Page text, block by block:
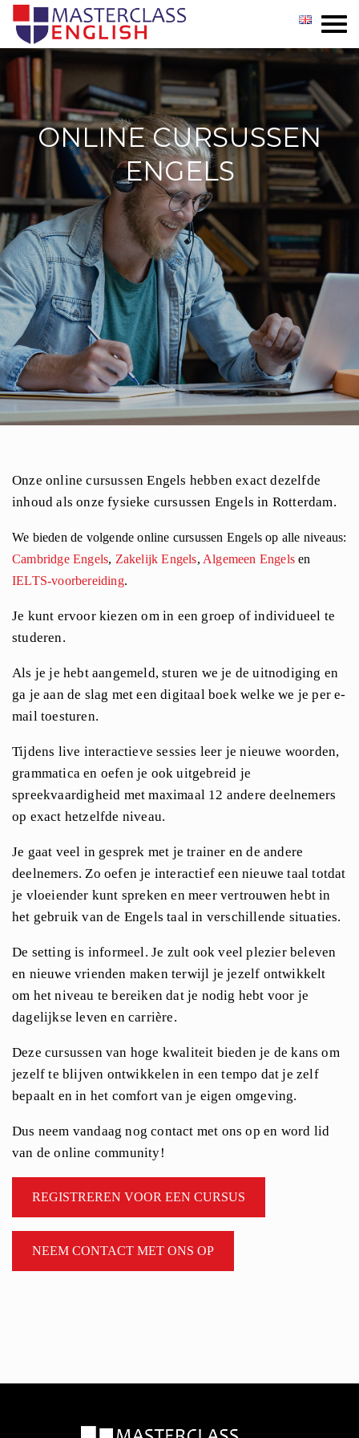
ONLINE
GROEPEN
PRIVÉ
INCOMPANY
INSCHRIJVEN
TESTIMONIALS
CONTACT
ONLINE CURSUSSEN
ENGELS
Onze online cursussen Engels hebben exact dezelfde
inhoud als onze fysieke cursussen Engels in Rotterdam.
We bieden de volgende online cursussen Engels op alle niveaus:
Cambridge Engels, Zakelijk Engels, Algemeen Engels en
IELTS-voorbereiding.
Je kunt ervoor kiezen om in een groep of individueel te
studeren.
Als je je hebt aangemeld, sturen we je de uitnodiging en
ga je aan de slag met een digitaal boek welke we je per e-
mail toesturen.
Tijdens live interactieve sessies leer je nieuwe woorden,
grammatica en oefen je ook uitgebreid je
spreekvaardigheid met maximaal 12 andere deelnemers
op exact hetzelfde niveau.
Je gaat veel in gesprek met je trainer en de andere
deelnemers. Zo oefen je interactief een nieuwe taal totdat
je vloeiender kunt spreken en meer vertrouwen hebt in
het gebruik van de Engels taal in verschillende situaties.
De setting is informeel. Je zult ook veel plezier beleven
en nieuwe vrienden maken terwijl je jezelf ontwikkelt
om het niveau te bereiken dat je nodig hebt voor je
dagelijkse leven en carrière.
Deze cursussen van hoge kwaliteit bieden je de kans om
jezelf te blijven ontwikkelen in een tempo dat je zelf
bepaalt en in het comfort van je eigen omgeving.
Dus neem vandaag nog contact met ons op en word lid
van de online community!
REGISTREREN VOOR EEN CURSUS
NEEM CONTACT MET ONS OP